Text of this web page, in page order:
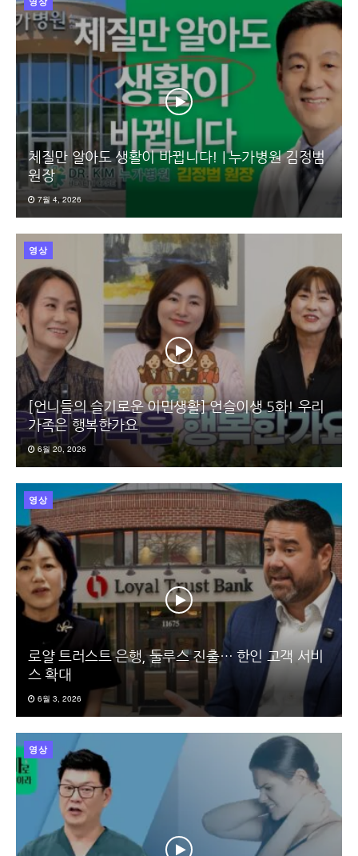
체질만 알아도 생활이 바뀝니다! | 누가병원 김정범
원장
7월 4, 2026
영상
[언니들의 슬기로운 이민생활] 언슬이생 5화! 우리
가족은 행복한가요
6월 20, 2026
영상
로얄 트러스트 은행, 둘루스 진출… 한인 고객 서비
스 확대
6월 3, 2026
영상